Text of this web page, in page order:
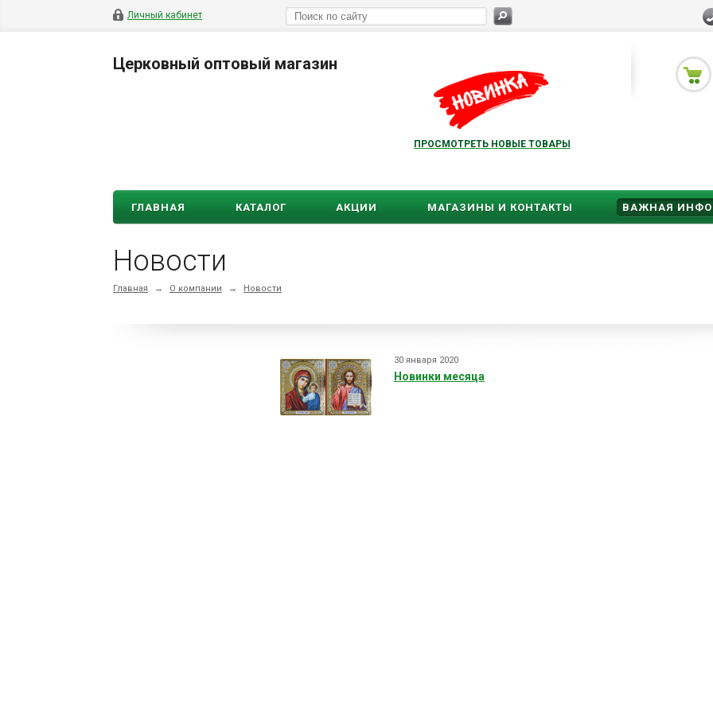
Личный кабинет
Церковный оптовый магазин
ПРОСМОТРЕТЬ НОВЫЕ ТОВАРЫ
ГЛАВНАЯ КАТАЛОГ АКЦИИ МАГАЗИНЫ И КОНТАКТЫ ВАЖНАЯ
Новости
Главная → О компании → Новости
30 января 2020
Новинки месяца